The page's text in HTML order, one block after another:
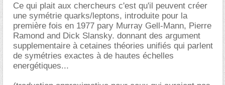
Ce qui plait aux chercheurs c'est qu'il peuvent créer
une symétrie quarks/leptons, introduite pour la
première fois en 1977 pary Murray Gell-Mann, Pierre
Ramond and Dick Slansky. donnant des argument
supplementaire à cetaines théories unifiés qui parlent
de symétries exactes à de hautes échelles
energétiques...